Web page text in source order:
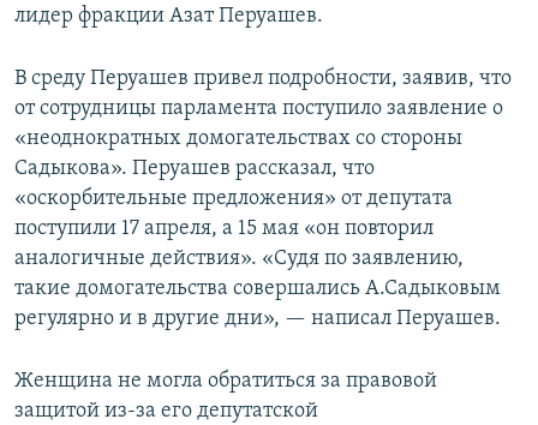
лидер фракции Азат Перуашев.
В среду Перуашев привел подробности, заявив, что
от сотрудницы парламента поступило заявление о
«неоднократных домогательствах со стороны
Садыкова». Перуашев рассказал, что
«оскорбительные предложения» от депутата
поступили 17 апреля, а 15 мая «он повторил
аналогичные действия». «Судя по заявлению,
такие домогательства совершались А.Садыковым
регулярно и в другие дни», — написал Перуашев.
Женщина не могла обратиться за правовой
защитой из-за его депутатской